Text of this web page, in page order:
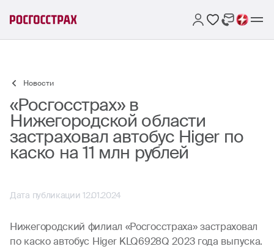
Новости
«Росгосстрах» в
Нижегородской области
застраховал автобус Higer по
каско на 11 млн рублей
Дата публикации 12.01.2024
Нижегородский филиал «Росгосстраха» застраховал
по каско автобус Higer KLQ6928Q 2023 года выпуска.